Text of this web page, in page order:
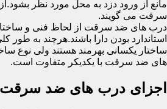
مانع از ورود دزد به محل مورد نظر
سرقت می گویند.
درب های ضد سرقت از لحاظ فنی و ساختاری
استاندارد بودن دارا باشند.هرچند به
ساختار یکسانی بهرمند هستند ولی نوع
های ضد سرقت با یکدیکر متفاوت است.
اجزای درب های ضد سرقت